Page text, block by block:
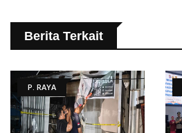
Berita Terkait
P. RAYA